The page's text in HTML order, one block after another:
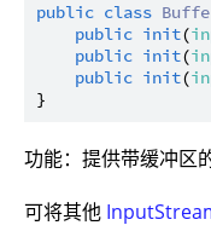
public class
public init(
public init(
public init(
功能：提供带缓冲区
可将其他